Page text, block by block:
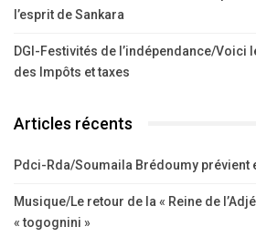
l’esprit de Sankara
DGI-Festivités de l’indépendance/Voici
des Impôts et taxes
Articles récents
Pdci-Rda/Soumaila Brédoumy prévient
Musique/Le retour de la « Reine de
« togognini »